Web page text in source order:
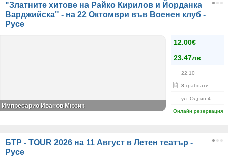
"Златните хитове на Райко Кирилов и Йорданка
Варджийска" - на 22 Октомври във Военен клуб -
Русе
12.00€
23.47лв
22.10
8 грабнати
ул. Одрин 4
Онлайн резервация
Импресарио Иванов Мюзик
БТР - TOUR 2026 на 11 Август в Летен театър -
Русе